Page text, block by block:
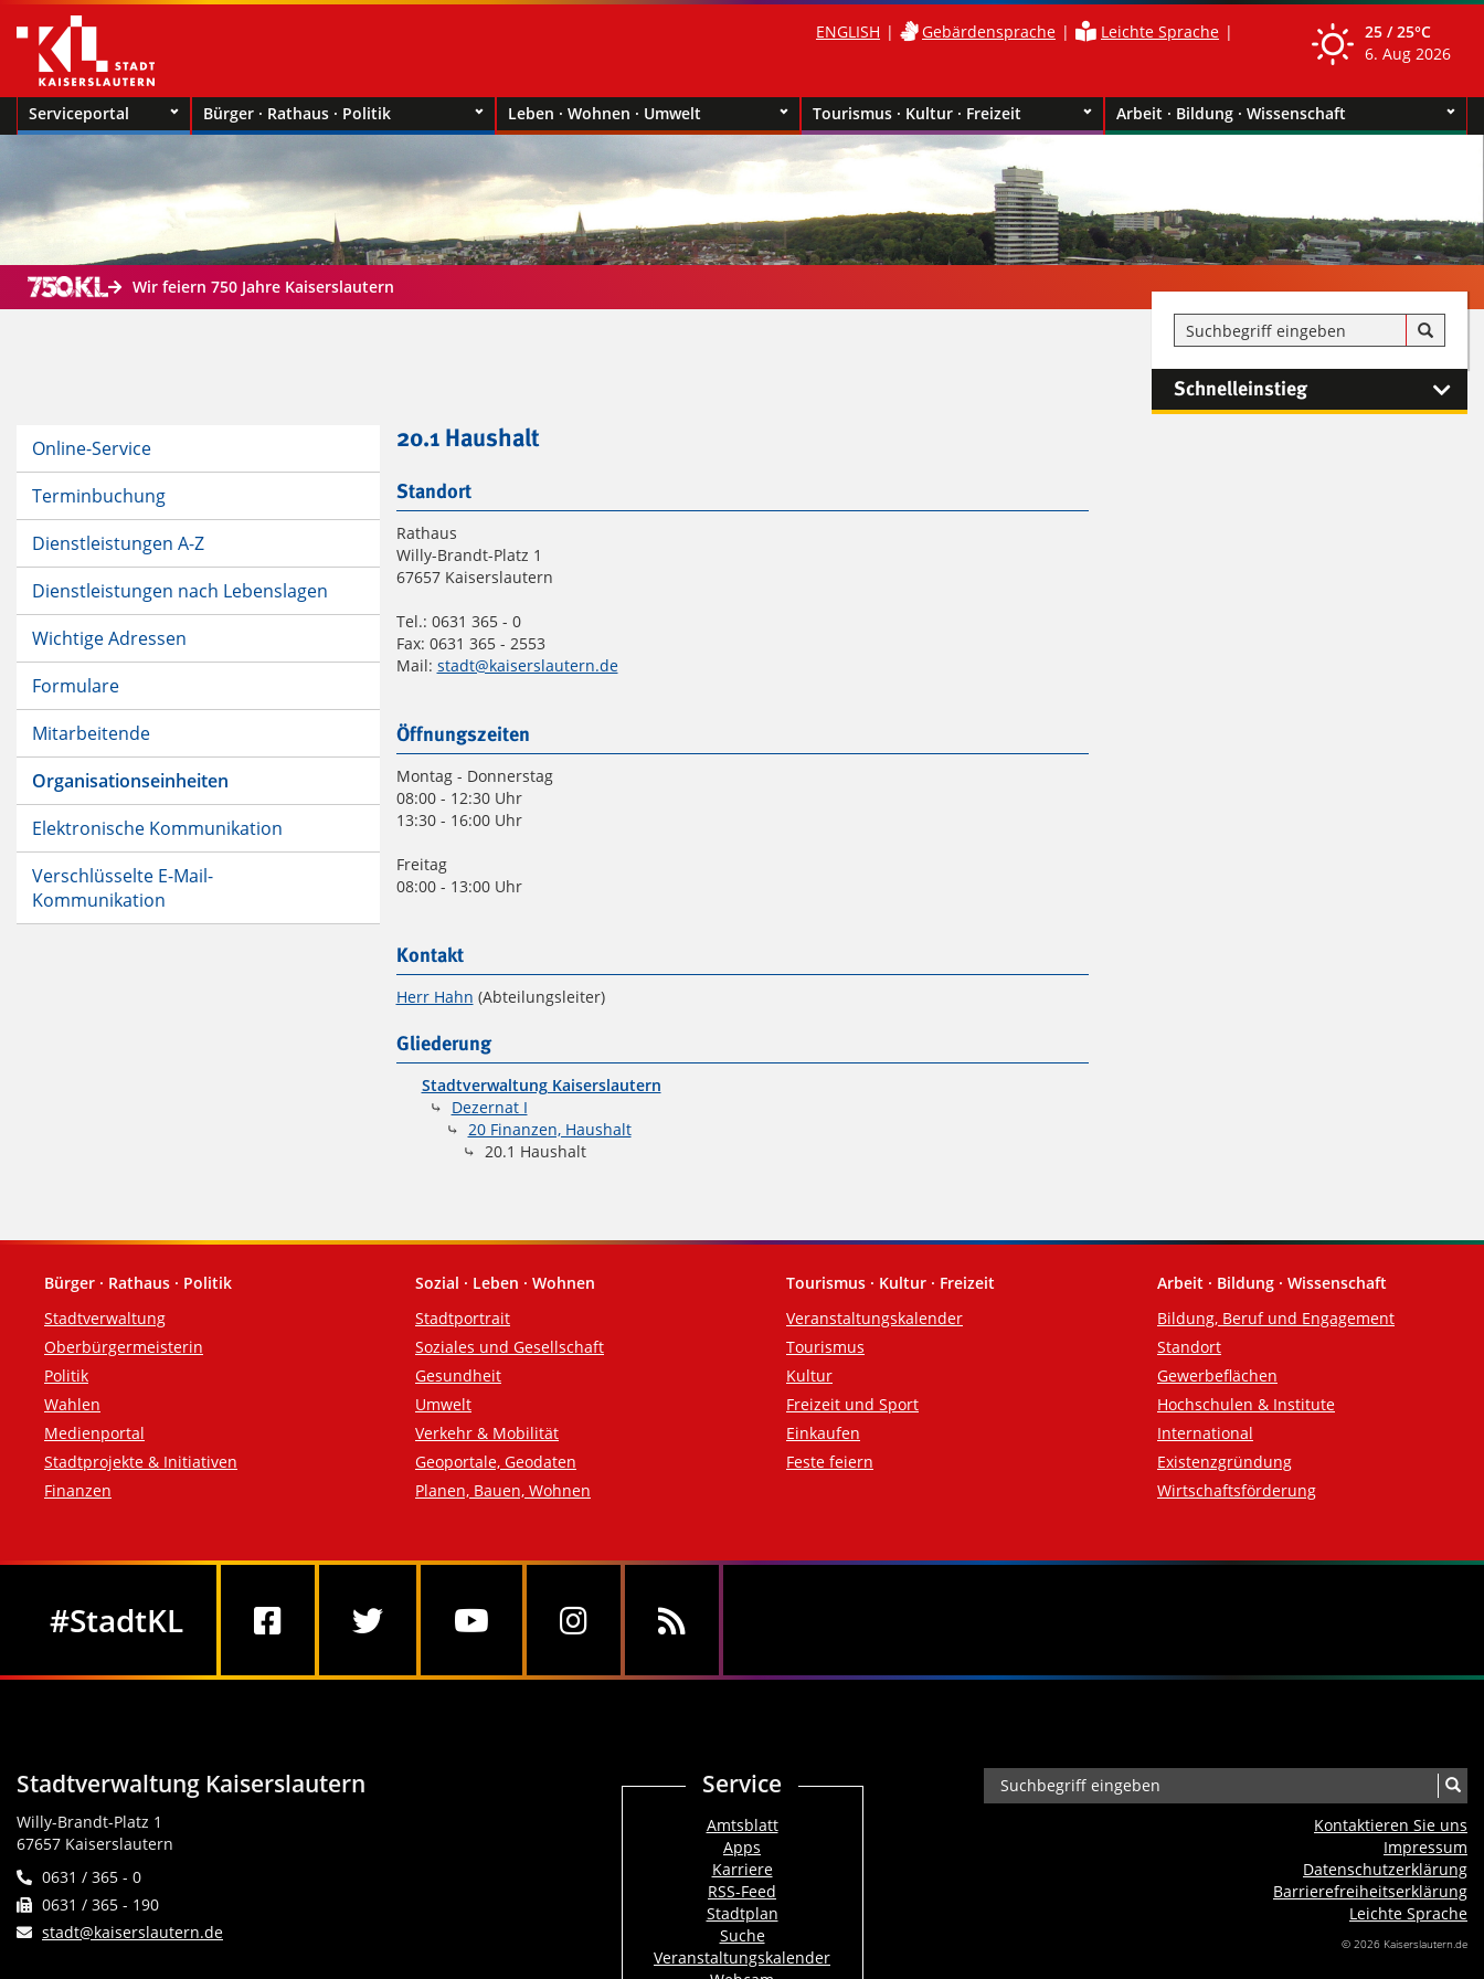
ENGLISH Gebärdensprache Leichte Sprache 25 / 25°C
6. Aug 2026
Serviceportal Bürger · Rathaus · Politik Leben · Wohnen · Umwelt Tourismus · Kultur · Freizeit Arbeit · Bildung · Wissenschaft
Wir feiern 750 Jahre Kaiserslautern
Schnelleinstieg
Online-Service
Terminbuchung
Dienstleistungen A-Z
Dienstleistungen nach Lebenslagen
Wichtige Adressen
Formulare
Mitarbeitende
Organisationseinheiten
Elektronische Kommunikation
Verschlüsselte E-Mail-
Kommunikation
20.1 Haushalt
Standort
Rathaus
Willy-Brandt-Platz 1
67657 Kaiserslautern
Tel.: 0631 365 - 0
Fax: 0631 365 - 2553
Mail: stadt@kaiserslautern.de
Öffnungszeiten
Montag - Donnerstag
08:00 - 12:30 Uhr
13:30 - 16:00 Uhr
Freitag
08:00 - 13:00 Uhr
Kontakt
Herr Hahn (Abteilungsleiter)
Gliederung
Stadtverwaltung Kaiserslautern
Dezernat I
20 Finanzen, Haushalt
20.1 Haushalt
Fußzeile
Bürger · Rathaus · Politik
Stadtverwaltung
Oberbürgermeisterin
Politik
Wahlen
Medienportal
Stadtprojekte & Initiativen
Finanzen
Sozial · Leben · Wohnen
Stadtportrait
Soziales und Gesellschaft
Gesundheit
Umwelt
Verkehr & Mobilität
Geoportale, Geodaten
Planen, Bauen, Wohnen
Tourismus · Kultur · Freizeit
Veranstaltungskalender
Tourismus
Kultur
Freizeit und Sport
Einkaufen
Feste feiern
Arbeit · Bildung · Wissenschaft
Bildung, Beruf und Engagement
Standort
Gewerbeflächen
Hochschulen & Institute
International
Existenzgründung
Wirtschaftsförderung
#StadtKL
Stadtverwaltung Kaiserslautern
Willy-Brandt-Platz 1
67657 Kaiserslautern
0631 / 365 - 0
0631 / 365 - 190
stadt@kaiserslautern.de
Service
Amtsblatt
Apps
Karriere
RSS-Feed
Stadtplan
Suche
Veranstaltungskalender
Kontaktieren Sie uns
Impressum
Datenschutzerklärung
Barrierefreiheits­erklärung
Leichte Sprache
© 2026 Kaiserslautern.de